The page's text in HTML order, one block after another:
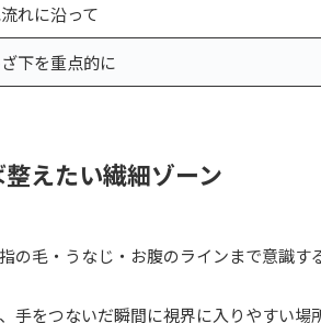
れに沿って
下を重点的に
えたい繊細ゾーン
の毛・うなじ・お腹のラインまで意識す
手をつないだ瞬間に視界に入りやすい場